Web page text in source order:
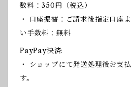
数料：350円（税込）
・ 口座振替：ご請求後指定口座
い手数料：無料
PayPay決済:
・ ショップにて発送処理後お支
す。